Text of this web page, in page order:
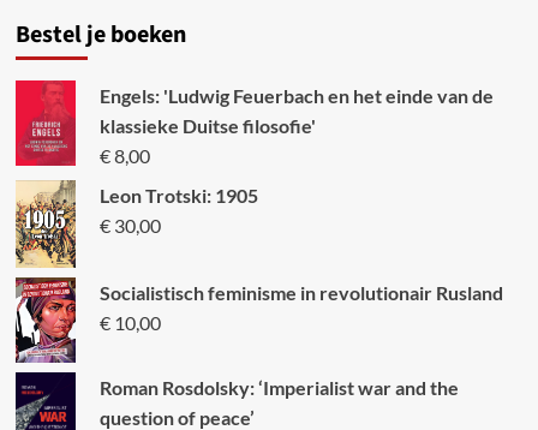
Bestel je boeken
Engels: 'Ludwig Feuerbach en het einde van de
klassieke Duitse filosofie'
€8,00
Leon Trotski: 1905
€30,00
Socialistisch feminisme in revolutionair Rusland
€10,00
Roman Rosdolsky: ‘Imperialist war and the
question of peace’